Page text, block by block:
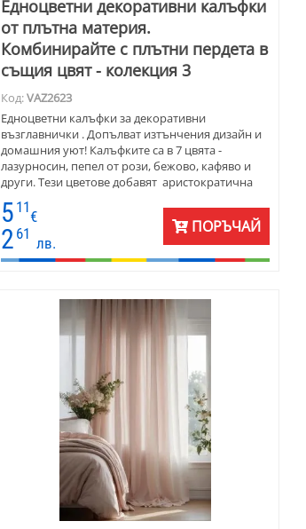
Едноцветни декоративни калъфки
от плътна материя.
Комбинирайте с плътни пердета в
същия цвят - колекция 3
Код:VAZ2623
Едноцветни калъфки за декоративни
възглавнички . Допълват изтънчения дизайн и
домашния уют! Калъфките са в 7 цвята -
лазурносин, пепел от рози, бежово, кафяво и
други. Тези цветове добавят аристократична
Предоставя безкрайни възможности за стилни
комбинации. Декоративните калъфкит са с
размери 45х45 см . Перфектни са за всеки диван,
стол или легло. Изработени са от плат петек -
5 11
€
2 61
лв.
ПОРЪЧАЙ